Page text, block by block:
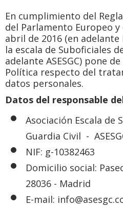
En cumplimiento del
del Parlamento Europeo y
abril de 2016 (en adelante
la escala de Suboficiales
adelante ASESGC) pone
Política respecto del
datos personales.
Datos del responsable
Asociación Escala de
Guardia Civil -
NIF: g-10382463
Domicilio social:
28036 - Madrid
E-mail: